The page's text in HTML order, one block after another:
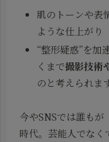
肌のトーンや表
ような仕上がり
“整形疑惑”を加
くまで撮影技術
のと考えられま
今やSNSでは誰もが
時代。芸能人でなく